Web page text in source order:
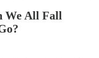
We All Fall